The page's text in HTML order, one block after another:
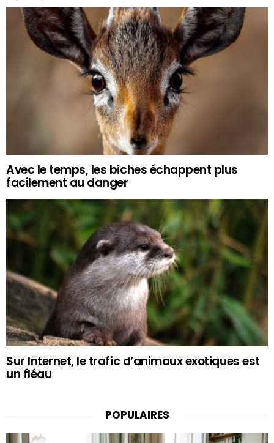
Avec le temps, les biches échappent plus
facilement au danger
Sur Internet, le trafic d’animaux exotiques est
un fléau
POPULAIRES